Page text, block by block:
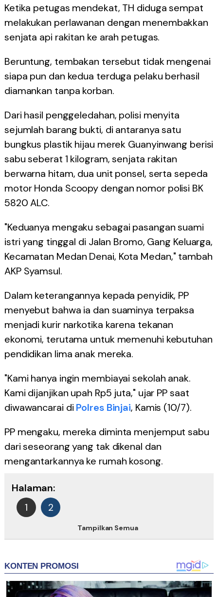
Ketika petugas mendekat, TH diduga sempat
melakukan perlawanan dengan menembakkan
senjata api rakitan ke arah petugas.
Beruntung, tembakan tersebut tidak mengenai
siapa pun dan kedua terduga pelaku berhasil
diamankan tanpa korban.
Dari hasil penggeledahan, polisi menyita
sejumlah barang bukti, di antaranya satu
bungkus plastik hijau merek Guanyinwang berisi
sabu seberat 1 kilogram, senjata rakitan
berwarna hitam, dua unit ponsel, serta sepeda
motor Honda Scoopy dengan nomor polisi BK
5820 ALC.
"Keduanya mengaku sebagai pasangan suami
istri yang tinggal di Jalan Bromo, Gang Keluarga,
Kecamatan Medan Denai, Kota Medan," tambah
AKP Syamsul.
Dalam keterangannya kepada penyidik, PP
menyebut bahwa ia dan suaminya terpaksa
menjadi kurir narkotika karena tekanan
ekonomi, terutama untuk memenuhi kebutuhan
pendidikan lima anak mereka.
"Kami hanya ingin membiayai sekolah anak.
Kami dijanjikan upah Rp5 juta," ujar PP saat
diwawancarai di Polres Binjai, Kamis (10/7).
PP mengaku, mereka diminta menjemput sabu
dari seseorang yang tak dikenal dan
mengantarkannya ke rumah kosong.
Halaman:
1
2
Tampilkan Semua